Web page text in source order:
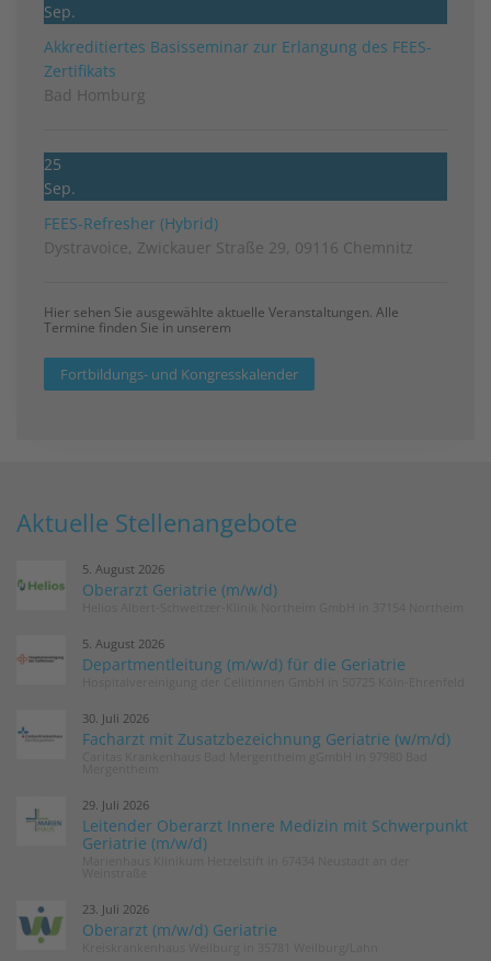
Sep.
Akkreditiertes Basisseminar zur Erlangung des FEES-
Zertifikats
Bad Homburg
25
Sep.
FEES-Refresher (Hybrid)
Dystravoice, Zwickauer Straße 29, 09116 Chemnitz
Hier sehen Sie ausgewählte aktuelle Veranstaltungen. Alle
Termine finden Sie in unserem
Fortbildungs- und Kongresskalender
Aktuelle Stellenangebote
5. August 2026
Oberarzt Geriatrie (m/w/d)
5. August 2026
Departmentleitung (m/w/d) für die Geriatrie
30. Juli 2026
Facharzt mit Zusatzbezeichnung Geriatrie (w/m/d)
29. Juli 2026
Leitender Oberarzt Innere Medizin mit Schwerpunkt
Geriatrie (m/w/d)
23. Juli 2026
Oberarzt (m/w/d) Geriatrie